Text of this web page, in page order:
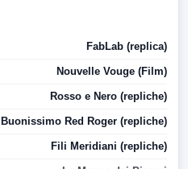
FabLab (replica)
Nouvelle Vouge (Film)
Rosso e Nero (repliche)
Buonissimo Red Roger (repliche)
Fili Meridiani (repliche)